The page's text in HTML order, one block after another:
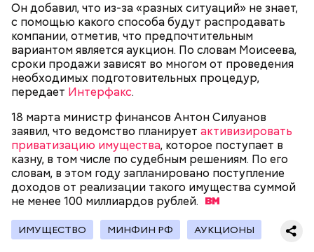
Он добавил, что из-за «разных ситуаций» не знает,
с помощью какого способа будут распродавать
компании, отметив, что предпочтительным
вариантом является аукцион. По словам Моисеева,
сроки продажи зависят во многом от проведения
необходимых подготовительных процедур,
передает Интерфакс.
18 марта министр финансов Антон Силуанов
заявил, что ведомство планирует активизировать
приватизацию имущества, которое поступает в
казну, в том числе по судебным решениям. По его
словам, в этом году запланировано поступление
доходов от реализации такого имущества суммой
не менее 100 миллиардов рублей.
ИМУЩЕСТВО МИНФИН РФ АУКЦИОНЫ
Международный день бесконечности придумал
американский философ Жан-Пьер Ади Феньо в
1987 году. Так как цифра восемь похожа на знак
бесконечности, то и дата была выбрана «08.08». В
День малины со сливками отмечается в США в
— Кабачки нужно натереть длинными слайсами
похожими на спагетти, и уложить в противень.
Дальше нужно добавить немного растительного
190 градусов. Спагетти из кабачка нужно запекать
25–30 минут.